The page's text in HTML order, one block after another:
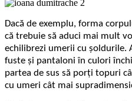
Dacă de exemplu, forma
că trebuie să aduci mai mult
echilibrezi umerii cu șoldurile.
fuste și pantaloni în culori
partea de sus să porți topuri
cu umeri cât mai